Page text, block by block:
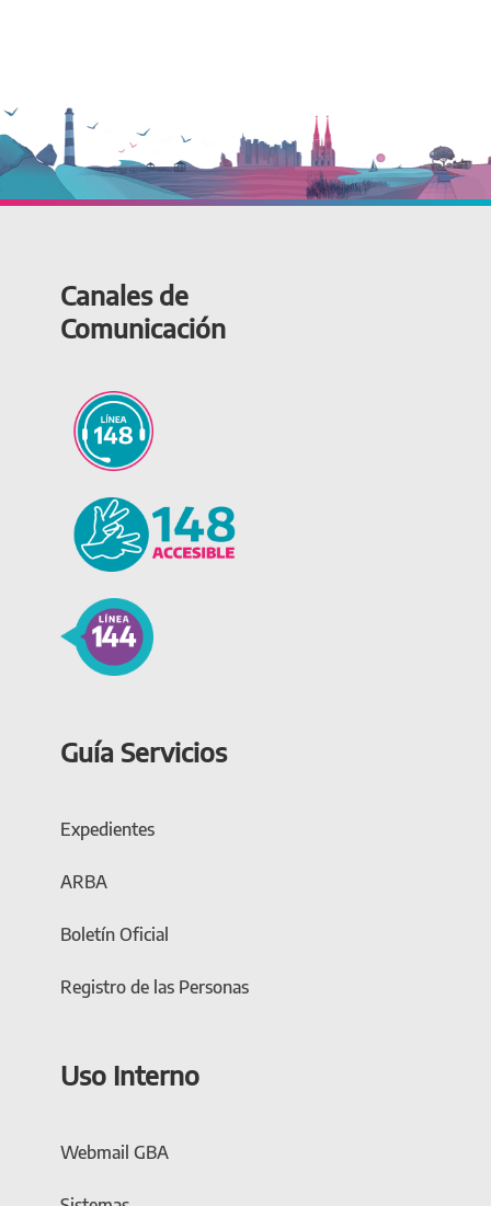
Canales de
Comunicación
Guía Servicios
Expedientes
ARBA
Boletín Oficial
Registro de las Personas
Uso Interno
Webmail GBA